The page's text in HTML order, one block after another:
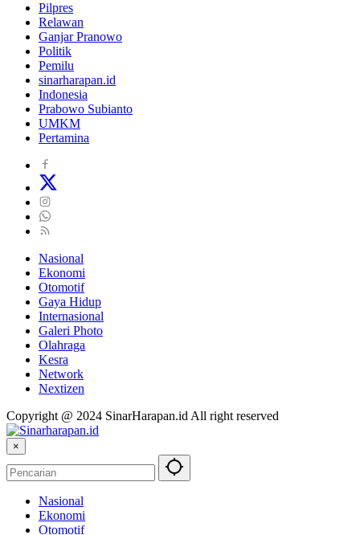
Pilpres
Relawan
Ganjar Pranowo
Politik
Pemilu
sinarharapan.id
Indonesia
Prabowo Subianto
UMKM
Pertamina
Nasional
Ekonomi
Otomotif
Gaya Hidup
Internasional
Galeri Photo
Olahraga
Kesra
Network
Nextizen
Copyright @ 2024 SinarHarapan.id All right reserved
×
Nasional
Ekonomi
Otomotif